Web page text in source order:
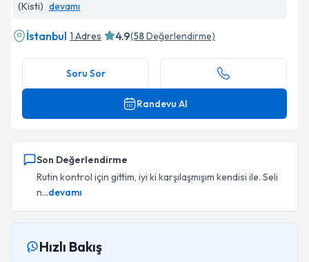
(Kisti) devamı
İstanbul 1 Adres 4.9(58Değerlendirme)
Soru Sor
Randevu Al
Son Değerlendirme
Rutin kontrol için gittim, iyi ki karşılaşmışım kendisi ile. Seli
n...devamı
Hızlı Bakış